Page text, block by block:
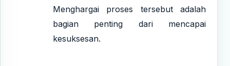
Menghargai proses tersebut adalah
bagian penting dari mencapai
kesuksesan.